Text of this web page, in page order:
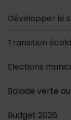
Développer le
Transition
Elections
Balade verte
Budget 2026